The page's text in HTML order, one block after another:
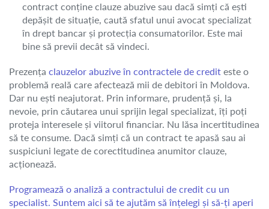
contract conține clauze abuzive sau dacă simți că ești
depășit de situație, caută sfatul unui avocat specializat
în drept bancar și protecția consumatorilor. Este mai
bine să previi decât să vindeci.
Prezența clauzelor abuzive în contractele de credit este o
problemă reală care afectează mii de debitori în Moldova.
Dar nu ești neajutorat. Prin informare, prudență și, la
nevoie, prin căutarea unui sprijin legal specializat, îți poți
proteja interesele și viitorul financiar. Nu lăsa incertitudinea
să te consume. Dacă simți că un contract te apasă sau ai
suspiciuni legate de corectitudinea anumitor clauze,
acționează.
Programează o analiză a contractului de credit cu un
specialist. Suntem aici să te ajutăm să înțelegi și să-ți aperi